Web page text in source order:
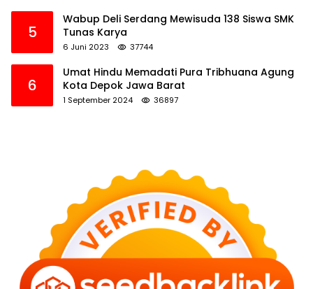
5
Wabup Deli Serdang Mewisuda 138 Siswa SMK
Tunas Karya
6 Juni 2023 37744
6
Umat Hindu Memadati Pura Tribhuana Agung
Kota Depok Jawa Barat
1 September 2024 36897